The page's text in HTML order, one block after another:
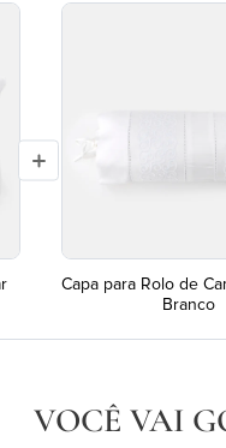
Capa para Rolo de
Branco
VOCÊ VAI